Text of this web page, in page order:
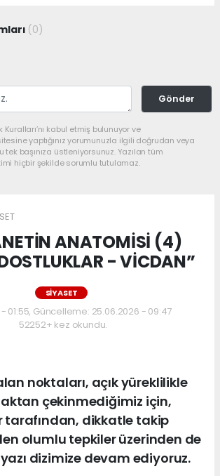
(0)
Gönder
kabul etmiş bulunuyor ve
yaptığınız yorumunuzla ilgili doğrudan veya
tek başınıza üstleniyorsunuz. Yazılan tüm
hiçbir şekilde sorumlu tutulamaz.
ANATOMİSİ (4)
- VİCDAN”
SİYASET
- 01:55, Güncelleme: 25.06.2026 - 09:47
52252+ kez okundu.
noktaları, açık yüreklilikle
çekinmediğimiz için,
tarafından, dikkatle takip
olumlu tepkiler üzerinden de
yazı dizimize devam ediyoruz.